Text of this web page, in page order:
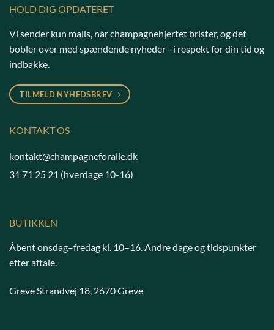
HOLD DIG OPDATERET
Vi sender kun mails, når champagnehjertet brister, og det
bobler over med spændende nyheder - i respekt for din tid og
indbakke.
TILMELD NYHEDSBREV
KONTAKT OS
kontakt@champagneforalle.dk
31 71 25 21 (hverdage 10-16)
BUTIKKEN
Åbent onsdag–fredag kl. 10–16. Andre dage og tidspunkter
efter aftale.
Greve Strandvej 18, 2670 Greve